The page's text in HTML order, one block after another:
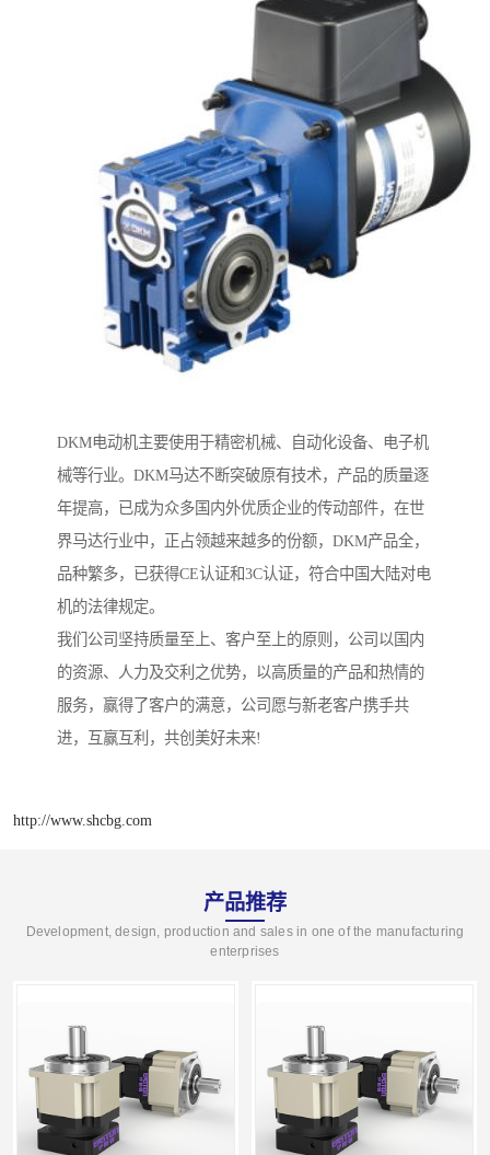
DKM电动机主要使用于精密机械、自动化设备、电子机
械等行业。DKM马达不断突破原有技术，产品的质量逐
年提高，已成为众多国内外优质企业的传动部件，在世
界马达行业中，正占领越来越多的份额，DKM产品全，
品种繁多，已获得CE认证和3C认证，符合中国大陆对电
机的法律规定。
我们公司坚持质量至上、客户至上的原则，公司以国内
的资源、人力及交利之优势，以高质量的产品和热情的
服务，赢得了客户的满意，公司愿与新老客户携手共
进，互赢互利，共创美好未来!
http://www.shcbg.com
产品推荐
Development, design, production and sales in one of the manufacturing
enterprises